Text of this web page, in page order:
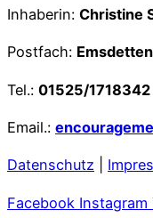
Inhaberin: Christine
Postfach:
Tel.: 01525/1718342
Email.:
Datenschutz
Facebook Instagram